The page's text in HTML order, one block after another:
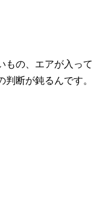
もの、エアが入って
断が鈍るんです。